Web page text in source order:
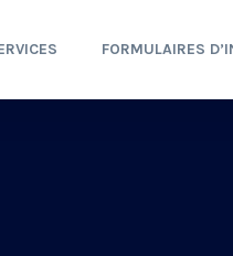
FORMULAIRES